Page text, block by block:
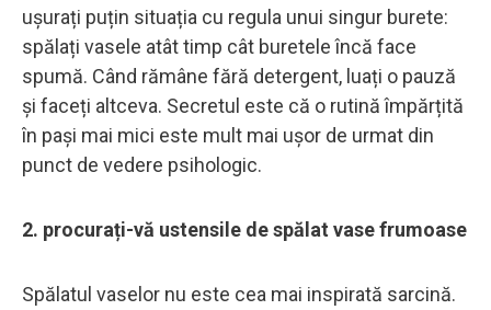
ușurați puțin situația cu regula unui singur burete:
spălați vasele atât timp cât buretele încă face
spumă. Când rămâne fără detergent, luați o pauză
și faceți altceva. Secretul este că o rutină împărțită
în pași mai mici este mult mai ușor de urmat din
punct de vedere psihologic.
2. procurați-vă ustensile de spălat vase frumoase
Spălatul vaselor nu este cea mai inspirată sarcină.